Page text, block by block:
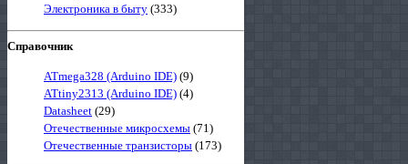
Электроника в быту (333)
Справочник
ATmega328 (Arduino IDE) (9)
ATtiny2313 (Arduino IDE) (4)
Datasheet (29)
Отечественные микросхемы (71)
Отечественные транзисторы (173)